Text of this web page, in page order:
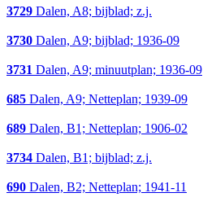
3729 Dalen, A8; bijblad; z.j.
3730 Dalen, A9; bijblad; 1936-09
3731 Dalen, A9; minuutplan; 1936-09
685 Dalen, A9; Netteplan; 1939-09
689 Dalen, B1; Netteplan; 1906-02
3734 Dalen, B1; bijblad; z.j.
690 Dalen, B2; Netteplan; 1941-11